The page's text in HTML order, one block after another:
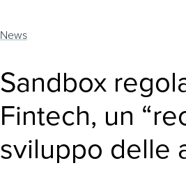
News
Sandbox
Fintech, un
sviluppo delle